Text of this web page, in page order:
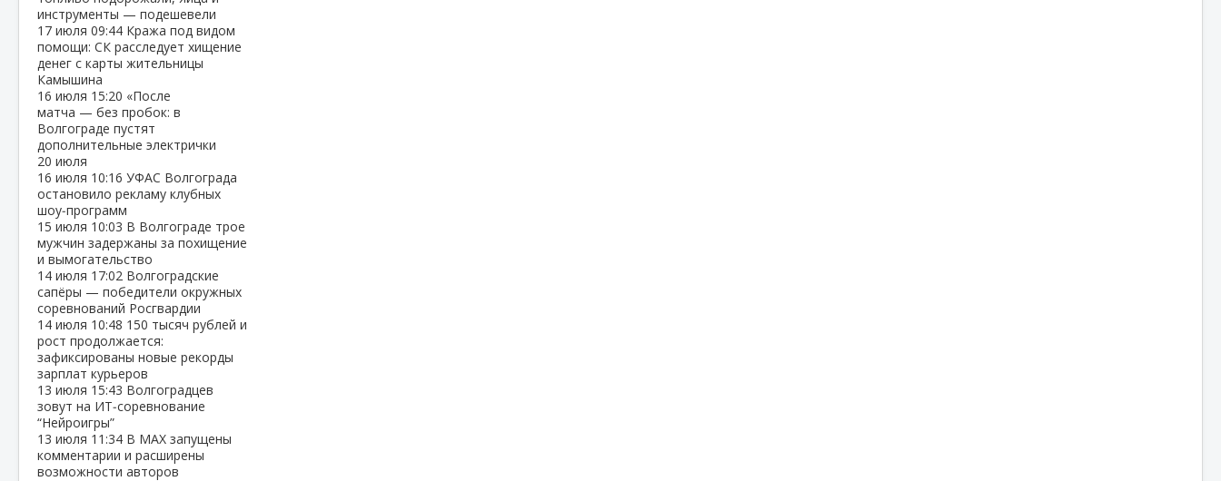
инструменты — подешевели
17 июля 09:44 Кража под видом
помощи: СК расследует хищение
денег с карты жительницы
Камышина
16 июля 15:20 «После
матча — без пробок: в
Волгограде пустят
дополнительные электрички
20 июля
16 июля 10:16 УФАС Волгограда
остановило рекламу клубных
шоу‑программ
15 июля 10:03 В Волгограде трое
мужчин задержаны за похищение
и вымогательство
14 июля 17:02 Волгоградские
сапёры — победители окружных
соревнований Росгвардии
14 июля 10:48 150 тысяч рублей и
рост продолжается:
зафиксированы новые рекорды
зарплат курьеров
13 июля 15:43 Волгоградцев
зовут на ИТ‑соревнование
“Нейроигры”
13 июля 11:34 В МАХ запущены
комментарии и расширены
возможности авторов